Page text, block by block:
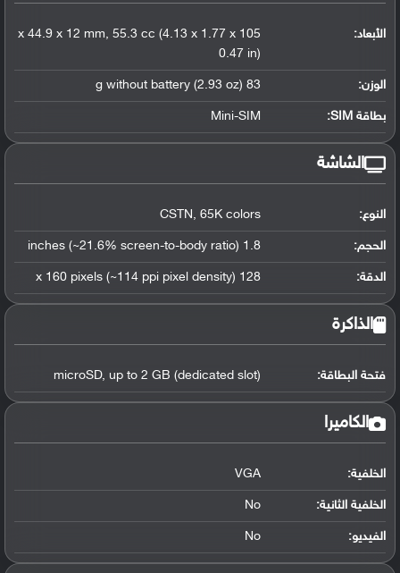
الأبعاد:
105 x 44.9 x 12 mm, 55.3 cc (4.13 x 1.77 x
0.47 in)
الوزن: 83 g without battery (2.93 oz)
بطاقة SIM: Mini-SIM
الشاشة
النوع: CSTN, 65K colors
الحجم: 1.8 inches (~21.6% screen-to-body ratio)
الدقة: 128 x 160 pixels (~114 ppi pixel density)
الذاكرة
فتحة البطاقة: microSD, up to 2 GB (dedicated slot)
الكاميرا
الخلفية: VGA
الخلفية الثانية: No
الفيديو: No